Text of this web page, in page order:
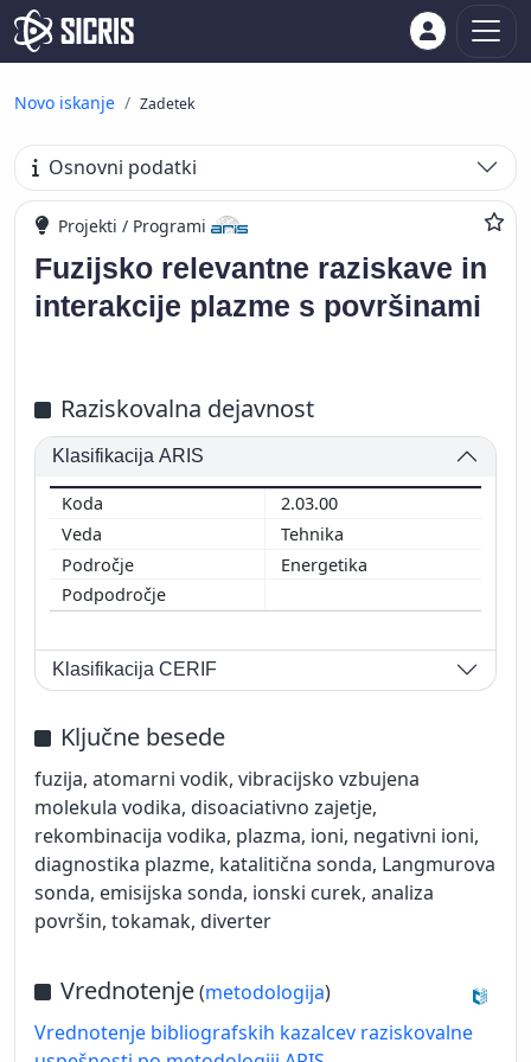
Novo iskanje Zadetek
Osnovni podatki
Projekti / Programi
Fuzijsko relevantne raziskave in
interakcije plazme s površinami
Raziskovalna dejavnost
Klasifikacija ARIS
2.03.00
Tehnika
Energetika
Klasifikacija CERIF
Ključne besede
fuzija, atomarni vodik, vibracijsko vzbujena
molekula vodika, disoaciativno zajetje,
rekombinacija vodika, plazma, ioni, negativni ioni,
diagnostika plazme, katalitična sonda, Langmurova
sonda, emisijska sonda, ionski curek, analiza
površin, tokamak, diverter
Vrednotenje(metodologija)
Vrednotenje bibliografskih kazalcev raziskovalne